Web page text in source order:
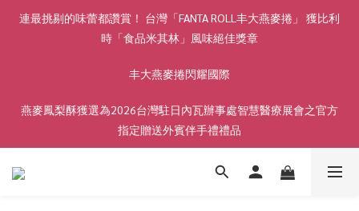
連最挑剔的味蕾都讚賞！ 台灣「FANTA ROLL丰大燕麥捲」 獲比利
時「食品米其林」風味絕佳獎章
丰大燕麥捲閃耀國際
燕麥鳳梨酥獲選為2026台灣駐日內瓦辦事處智慧醫療展會之官方
指定贈送外賓伴手禮禮品